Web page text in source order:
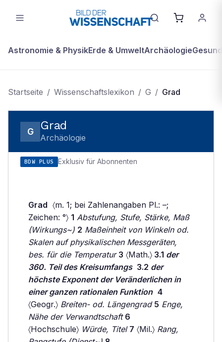
Astronomie & PhysikErde & UmweltArchäologie
Startseite / Wissenschaftslexikon / G / Grad
G Grad
Archäologie
BDW PLUS Exklusiv für Abonnenten
Grad 〈m. 1; bei Zahlenangaben Pl.: –;
Zeichen: °〉 1 Abstufung, Stufe, Stärke, Maß
(Wirkungs~) 2 Maßeinheit von Winkeln od.
Skalen auf physikalischen Messgeräten,
bes. für die Temperatur 3 〈Math.〉 3.1 der
360. Teil des Kreisumfangs 3.2 der
höchste Exponent der Veränderlichen in
einer ganzen rationalen Funktion 4
〈Geogr.〉 Breiten- od. Längengrad 5 Enge,
Nähe der Verwandtschaft 6
〈Hochschule〉 Würde, Titel 7 〈Mil.〉 Rang,